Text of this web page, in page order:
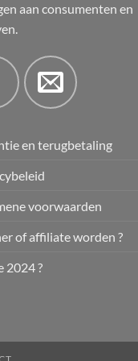
aan consumenten en
en terugbetaling
voorwaarden
of affiliate worden ?
2024 ?